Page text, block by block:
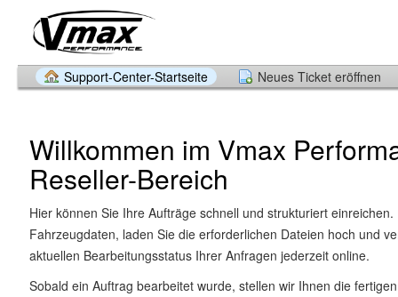
Support-Center-Startseite Neues Ticket eröffnen
Willkommen im Vmax
Reseller-Bereich
Hier können Sie Ihre Aufträge schnell und strukturiert einreichen.
Fahrzeugdaten, laden Sie die erforderlichen Dateien hoch und
aktuellen Bearbeitungsstatus Ihrer Anfragen jederzeit online.
Sobald ein Auftrag bearbeitet wurde, stellen wir Ihnen die